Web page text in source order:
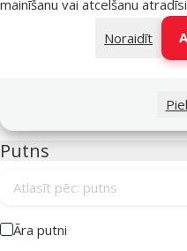
mainīšanu vai atcelšanu atradīsi
Noraidīt
Bez krāsas
Putns
Atlasīt pēc: putns
Āra putni